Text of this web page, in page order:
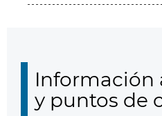
Información
y puntos de